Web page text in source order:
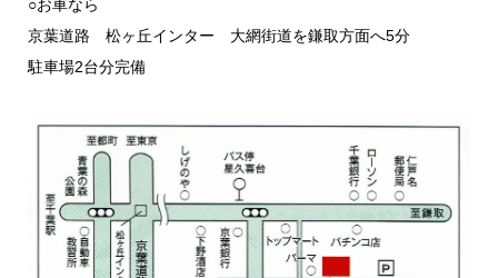
○お車なら
京葉道路 松ヶ丘インター 大網街道を鎌取方面へ5分
駐車場2台分完備